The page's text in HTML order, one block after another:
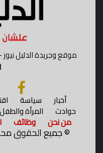
موقع وجريدة الدليل
أخبار سياسة
حوادث المرأة والطفل
من نحن وظائف
©جميع الحقوق